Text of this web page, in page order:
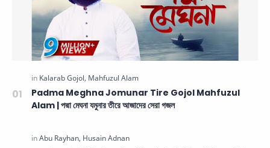
Padma Meghna Jomunar Tire Gojol Mahfuzul
Alam | পদ্মা মেঘনা যমুনার তীরে আজাদের সেরা গজল